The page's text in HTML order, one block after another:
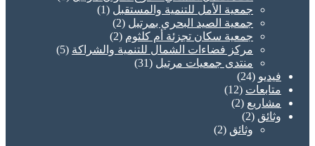
جمعية الأمل للتنمية والمستقبل (1)
جمعية الصيد البحري بمرتيل (2)
جمعية سكان تجزئة أم كلثوم (2)
مركز فضاءات الشمال للتنمية والشراكة (5)
منتدى جمعيات مرتيل (31)
فيديو (24)
متابعات (12)
مشاريع (2)
وثائق (2)
وثائق (2)